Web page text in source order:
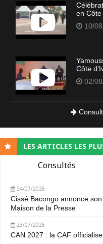
en
10/
Côte
02/
LES ARTICLES LES
Consultés
24/07/2026
Cissé Bacongo annonce
Maison de la Presse
23/07/2026
CAN 2027 : la CAF